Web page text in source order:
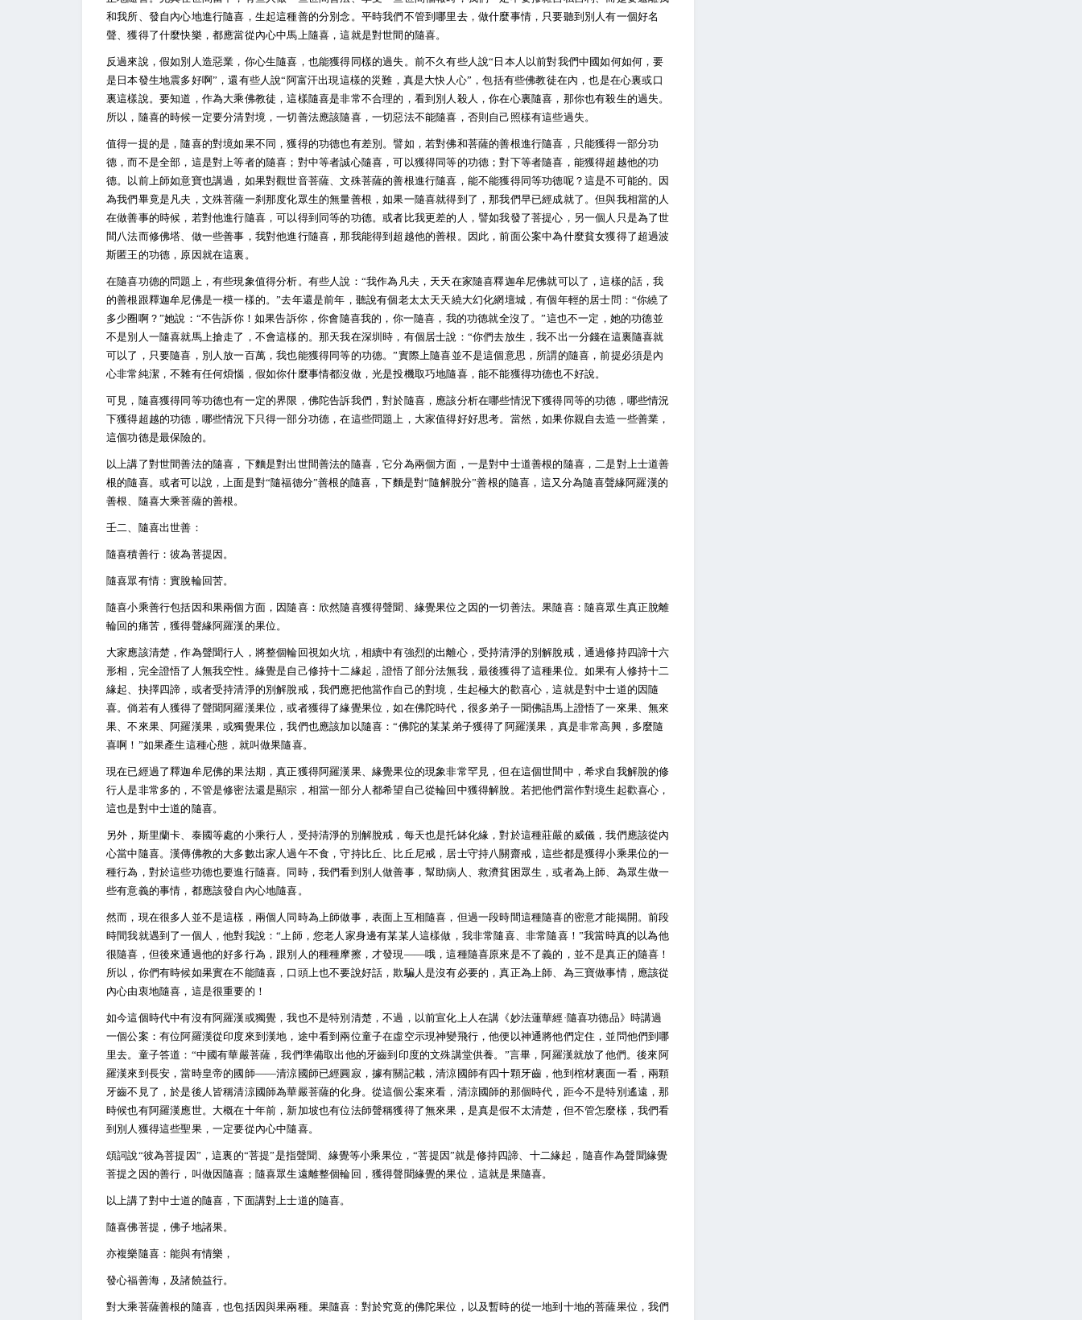
和我所、發自內心地進行隨喜，生起這種善的分別念。平時我們不管到哪里去，做什麼事情，只要聽到別人有一個好名
聲、獲得了什麼快樂，都應當從內心中馬上隨喜，這就是對世間的隨喜。
反過來說，假如別人造惡業，你心生隨喜，也能獲得同樣的過失。前不久有些人說“日本人以前對我們中國如何如何，要
是日本發生地震多好啊”，還有些人說“阿富汗出現這樣的災難，真是大快人心”，包括有些佛教徒在內，也是在心裏或口
裏這樣說。要知道，作為大乘佛教徒，這樣隨喜是非常不合理的，看到別人殺人，你在心裏隨喜，那你也有殺生的過失。
所以，隨喜的時候一定要分清對境，一切善法應該隨喜，一切惡法不能隨喜，否則自己照樣有這些過失。
值得一提的是，隨喜的對境如果不同，獲得的功德也有差別。譬如，若對佛和菩薩的善根進行隨喜，只能獲得一部分功
德，而不是全部，這是對上等者的隨喜；對中等者誠心隨喜，可以獲得同等的功德；對下等者隨喜，能獲得超越他的功
德。以前上師如意寶也講過，如果對觀世音菩薩、文殊菩薩的善根進行隨喜，能不能獲得同等功德呢？這是不可能的。因
為我們畢竟是凡夫，文殊菩薩一刹那度化眾生的無量善根，如果一隨喜就得到了，那我們早已經成就了。但與我相當的人
在做善事的時候，若對他進行隨喜，可以得到同等的功德。或者比我更差的人，譬如我發了菩提心，另一個人只是為了世
間八法而修佛塔、做一些善事，我對他進行隨喜，那我能得到超越他的善根。因此，前面公案中為什麼貧女獲得了超過波
斯匿王的功德，原因就在這裏。
在隨喜功德的問題上，有些現象值得分析。有些人說：“我作為凡夫，天天在家隨喜釋迦牟尼佛就可以了，這樣的話，我
的善根跟釋迦牟尼佛是一模一樣的。”去年還是前年，聽說有個老太太天天繞大幻化網壇城，有個年輕的居士問：“你繞了
多少圈啊？”她說：“不告訴你！如果告訴你，你會隨喜我的，你一隨喜，我的功德就全沒了。”這也不一定，她的功德並
不是別人一隨喜就馬上搶走了，不會這樣的。那天我在深圳時，有個居士說：“你們去放生，我不出一分錢在這裏隨喜就
可以了，只要隨喜，別人放一百萬，我也能獲得同等的功德。”實際上隨喜並不是這個意思，所謂的隨喜，前提必須是內
心非常純潔，不雜有任何煩惱，假如你什麼事情都沒做，光是投機取巧地隨喜，能不能獲得功德也不好說。
可見，隨喜獲得同等功德也有一定的界限，佛陀告訴我們，對於隨喜，應該分析在哪些情況下獲得同等的功德，哪些情況
下獲得超越的功德，哪些情況下只得一部分功德，在這些問題上，大家值得好好思考。當然，如果你親自去造一些善業，
這個功德是最保險的。
以上講了對世間善法的隨喜，下麵是對出世間善法的隨喜，它分為兩個方面，一是對中士道善根的隨喜，二是對上士道善
根的隨喜。或者可以說，上面是對“隨福德分”善根的隨喜，下麵是對“隨解脫分”善根的隨喜，這又分為隨喜聲緣阿羅漢的
善根、隨喜大乘菩薩的善根。
壬二、隨喜出世善：
隨喜積善行：彼為菩提因。
隨喜眾有情：實脫輪回苦。
隨喜小乘善行包括因和果兩個方面，因隨喜：欣然隨喜獲得聲聞、緣覺果位之因的一切善法。果隨喜：隨喜眾生真正脫離
輪回的痛苦，獲得聲緣阿羅漢的果位。
大家應該清楚，作為聲聞行人，將整個輪回視如火坑，相續中有強烈的出離心，受持清淨的別解脫戒，通過修持四諦十六
形相，完全證悟了人無我空性。緣覺是自己修持十二緣起，證悟了部分法無我，最後獲得了這種果位。如果有人修持十二
緣起、抉擇四諦，或者受持清淨的別解脫戒，我們應把他當作自己的對境，生起極大的歡喜心，這就是對中士道的因隨
喜。倘若有人獲得了聲聞阿羅漢果位，或者獲得了緣覺果位，如在佛陀時代，很多弟子一聞佛語馬上證悟了一來果、無來
果、不來果、阿羅漢果，或獨覺果位，我們也應該加以隨喜：“佛陀的某某弟子獲得了阿羅漢果，真是非常高興，多麼隨
喜啊！”如果產生這種心態，就叫做果隨喜。
現在已經過了釋迦牟尼佛的果法期，真正獲得阿羅漢果、緣覺果位的現象非常罕見，但在這個世間中，希求自我解脫的修
行人是非常多的，不管是修密法還是顯宗，相當一部分人都希望自己從輪回中獲得解脫。若把他們當作對境生起歡喜心，
這也是對中士道的隨喜。
另外，斯里蘭卡、泰國等處的小乘行人，受持清淨的別解脫戒，每天也是托缽化緣，對於這種莊嚴的威儀，我們應該從內
心當中隨喜。漢傳佛教的大多數出家人過午不食，守持比丘、比丘尼戒，居士守持八關齋戒，這些都是獲得小乘果位的一
種行為，對於這些功德也要進行隨喜。同時，我們看到別人做善事，幫助病人、救濟貧困眾生，或者為上師、為眾生做一
些有意義的事情，都應該發自內心地隨喜。
然而，現在很多人並不是這樣，兩個人同時為上師做事，表面上互相隨喜，但過一段時間這種隨喜的密意才能揭開。前段
時間我就遇到了一個人，他對我說：“上師，您老人家身邊有某某人這樣做，我非常隨喜、非常隨喜！”我當時真的以為他
很隨喜，但後來通過他的好多行為，跟別人的種種摩擦，才發現——哦，這種隨喜原來是不了義的，並不是真正的隨喜！
所以，你們有時候如果實在不能隨喜，口頭上也不要說好話，欺騙人是沒有必要的，真正為上師、為三寶做事情，應該從
內心由衷地隨喜，這是很重要的！
如今這個時代中有沒有阿羅漢或獨覺，我也不是特別清楚，不過，以前宣化上人在講《妙法蓮華經·隨喜功德品》時講過
一個公案：有位阿羅漢從印度來到漢地，途中看到兩位童子在虛空示現神變飛行，他便以神通將他們定住，並問他們到哪
里去。童子答道：“中國有華嚴菩薩，我們準備取出他的牙齒到印度的文殊講堂供養。”言畢，阿羅漢就放了他們。後來阿
羅漢來到長安，當時皇帝的國師——清涼國師已經圓寂，據有關記載，清涼國師有四十顆牙齒，他到棺材裏面一看，兩顆
牙齒不見了，於是後人皆稱清涼國師為華嚴菩薩的化身。從這個公案來看，清涼國師的那個時代，距今不是特別遙遠，那
時候也有阿羅漢應世。大概在十年前，新加坡也有位法師聲稱獲得了無來果，是真是假不太清楚，但不管怎麼樣，我們看
到別人獲得這些聖果，一定要從內心中隨喜。
頌詞說“彼為菩提因”，這裏的“菩提”是指聲聞、緣覺等小乘果位，“菩提因”就是修持四諦、十二緣起，隨喜作為聲聞緣覺
菩提之因的善行，叫做因隨喜；隨喜眾生遠離整個輪回，獲得聲聞緣覺的果位，這就是果隨喜。
以上講了對中士道的隨喜，下面講對上士道的隨喜。
隨喜佛菩提，佛子地諸果。
亦複樂隨喜：能與有情樂，
發心福善海，及諸饒益行。
對大乘菩薩善根的隨喜，也包括因與果兩種。果隨喜：對於究竟的佛陀果位，以及暫時的從一地到十地的菩薩果位，我們